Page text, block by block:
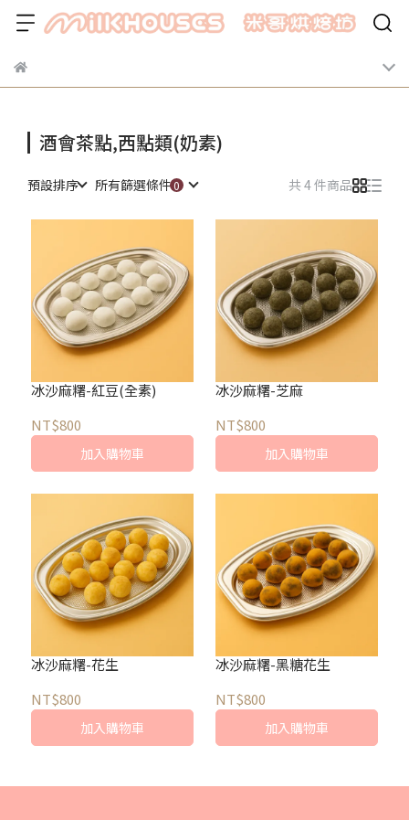
酒會茶點,西點類(奶素)
預設排序 所有篩選條件 共 4 件商品
冰沙麻糬-紅豆(全素)
NT$800
加入購物車
冰沙麻糬-芝麻
NT$800
加入購物車
冰沙麻糬-花生
NT$800
加入購物車
冰沙麻糬-黑糖花生
NT$800
加入購物車